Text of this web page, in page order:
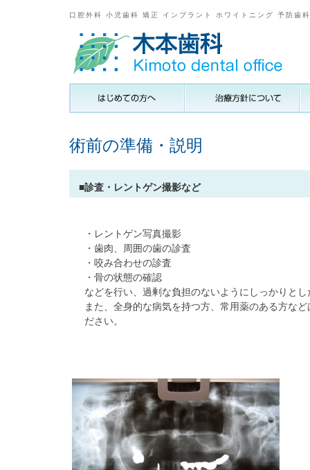
口腔外科 小児歯科 矯正 インプラント ホワイトニング 予防歯科
術前の準備・説明
■診査・レントゲン撮影など
・レントゲン写真撮影
・歯肉、周囲の歯の診査
・咬み合わせの診査
・骨の状態の確認
などを行い、過剰な負担のないようにしっかりと
また、全身的な病気を持つ方、常用薬のある方な
ださい。